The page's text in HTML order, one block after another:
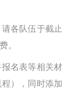
各队伍于截止
。
名表等相关材
），同时添加